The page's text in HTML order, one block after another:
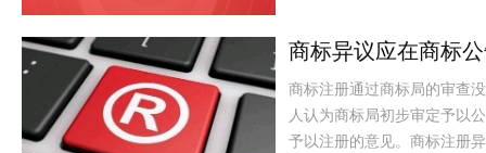
商标异议应在商标
商标注册通过商标局的审查
人认为商标局初步审定予以
予以注册的意见。商标注册